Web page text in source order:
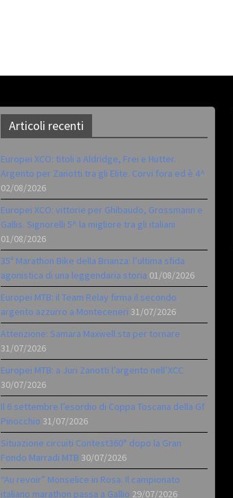
Articoli recenti
Europei XCO: titoli a Aldridge, Frei e Hutter.
Argento per Zanotti tra gli Elite. Corvi fora ed è 4^
02/08/2026
Europei XCO: vittorie per Ghibaudo, Grossmann e
Gallis. Signorelli 5^ la migliore tra gli italiani
01/08/2026
35ª Marathon Bike della Brianza: l’ultima sfida
agonistica di una leggendaria storia 01/08/2026
Europei MTB: il Team Relay firma il secondo
argento azzurro a Monteceneri 31/07/2026
Attenzione: Samara Maxwell sta per tornare
31/07/2026
Europei MTB: a Juri Zanotti l’argento nell’XCC
30/07/2026
Il 6 settembre l’esordio di Coppa Toscana della Gf
Pinocchio 31/07/2026
Situazione circuiti Contest360° dopo la Gran
Fondo Marradi MTB 30/07/2026
“Au revoir” Monselice in Rosa. Il campionato
italiano marathon passa a Gallio 29/07/2026